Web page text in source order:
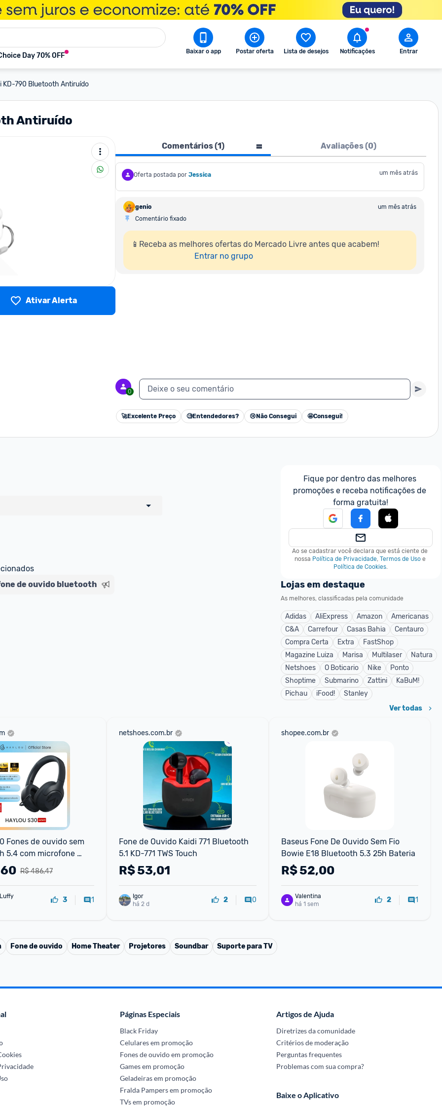
Day 70% OFF Baixar o app Postar oferta Lista de desejos Notificações Entrar
KD-790 Bluetooth Antiruído
Antiruído
Ativar Alerta
Comentários (1) Avaliações (0)
Oferta postada por Jessica um mês atrás
genio
um mês atrás
Comentário fixado
📱Receba as melhores ofertas do Mercado Livre antes que acabem!
Entrar no grupo
0 Deixe o seu comentário
🚀Excelente Preço 🧐Entendedores? 😢 Não Consegui 🤩Consegui!
um marketplace, nós indicamos no
sinalizamos através da tag
de ouvido bluetooth
Fique por dentro das melhores
promoções e receba notificações de
forma gratuita!
Ao se cadastrar você declara que está ciente de
nossa Política de Privacidade, Termos de Uso e
Política de Cookies.
Lojas em destaque
As melhores, classificadas pela comunidade
Adidas AliExpress Amazon
Americanas
C&A
Carrefour Casas Bahia
Centauro
Compra Certa
Extra
FastShop
Magazine Luiza
Marisa Multilaser
Natura
Netshoes
O Boticario Nike
Ponto
Shoptime
Submarino Zattini
KaBuM!
Pichau
iFood! Stanley
Ver todas
Fones de ouvido sem
5.4 com microfone
com cancelamento
de alta
R$ 486,47
3 1
netshoes.com.br
Fone de Ouvido Kaidi 771 Bluetooth
5.1 KD-771 TWS Touch
R$53,01
Igor
há 2 d
2 0
shopee.com.br
Baseus Fone De Ouvido Sem Fio
Bowie E18 Bluetooth 5.3 25h Bateria
R$52,00
Valentina
há 1 sem
2 1
Fone de ouvido Home Theater Projetores Soundbar Suporte para TV
Páginas Especiais
Black Friday
Celulares em promoção
Fones de ouvido em promoção
Games em promoção
Geladeiras em promoção
Fralda Pampers em promoção
TVs em promoção
Artigos de Ajuda
Diretrizes da comunidade
Critérios de moderação
Perguntas frequentes
Problemas com sua compra?
Baixe o Aplicativo